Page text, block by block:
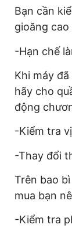
Bạn cần
gioăng
-Hạn chế
Khi máy
hãy cho
động
-Kiểm tra
-Thay đổi
Trên bao
mua bạn
-Kiểm tra